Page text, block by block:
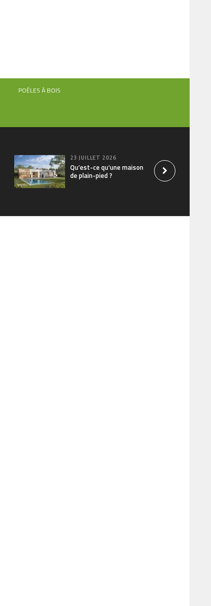
POÊLES À BOIS
23 JUILLET 2026
Qu’est-ce qu’une maison
de plain-pied ?